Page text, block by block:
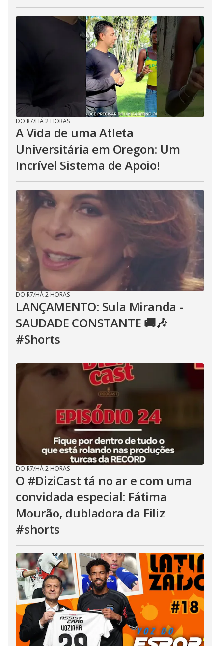
DO R7/HÁ 2 HORAS
A Vida de uma Atleta
Universitária em Oregon: Um
Incrível Sistema de Apoio!
DO R7/HÁ 2 HORAS
LANÇAMENTO: Sula Miranda -
SAUDADE CONSTANTE 🚚🎶
#Shorts
DO R7/HÁ 2 HORAS
O #DiziCast tá no ar e com uma
convidada especial: Fátima
Mourão, dubladora da Filiz
#shorts